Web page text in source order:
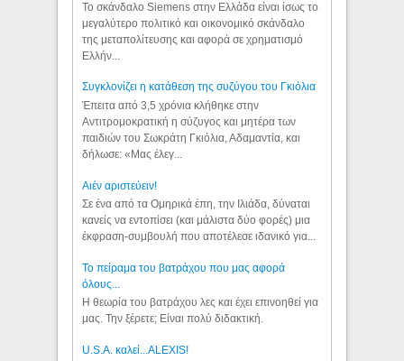
Το σκάνδαλο Siemens στην Ελλάδα είναι ίσως το
μεγαλύτερο πολιτικό και οικονομικό σκάνδαλο
της μεταπολίτευσης και αφορά σε χρηματισμό
Ελλήν...
Συγκλονίζει η κατάθεση της συζύγου του Γκιόλια
Έπειτα από 3,5 χρόνια κλήθηκε στην
Αντιτρομοκρατική η σύζυγος και μητέρα των
παιδιών του Σωκράτη Γκιόλια, Αδαμαντία, και
δήλωσε: «Μας έλεγ...
Aιέν αριστεύειν!
Σε ένα από τα Ομηρικά έπη, την Ιλιάδα, δύναται
κανείς να εντοπίσει (και μάλιστα δύο φορές) μια
έκφραση-συμβουλή που αποτέλεσε ιδανικό για...
Το πείραμα του βατράχου που μας αφορά
όλους...
Η θεωρία του βατράχου λες και έχει επινοηθεί για
μας. Την ξέρετε; Είναι πολύ διδακτική.
U.S.A. καλεί...ALEXIS!